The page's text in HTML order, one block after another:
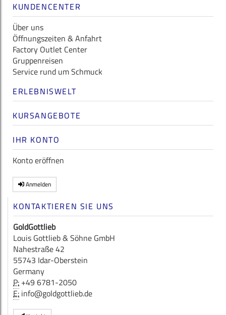
KUNDENCENTER
Über uns
Öffnungszeiten & Anfahrt
Factory Outlet Center
Gruppenreisen
Service rund um Schmuck
ERLEBNISWELT
KURSANGEBOTE
IHR KONTO
Konto eröffnen
Anmelden
KONTAKTIEREN SIE UNS
GoldGottlieb
Louis Gottlieb & Söhne GmbH
Nahestraße 42
55743 Idar-Oberstein
Germany
P: +49 6781-2050
E: info@goldgottlieb.de